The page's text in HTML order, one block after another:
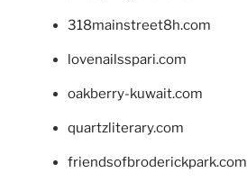
318mainstreet8h.com
lovenailsspari.com
oakberry-kuwait.com
quartzliterary.com
friendsofbroderickpark.com